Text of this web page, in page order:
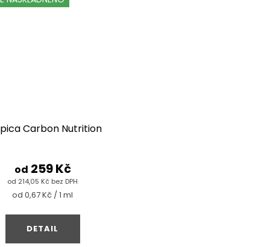
Carbon Nutrition
od 214,05 Kč bez DPH
od 259 Kč
Měrná
od 0,67 Kč / 1 ml
DETAIL